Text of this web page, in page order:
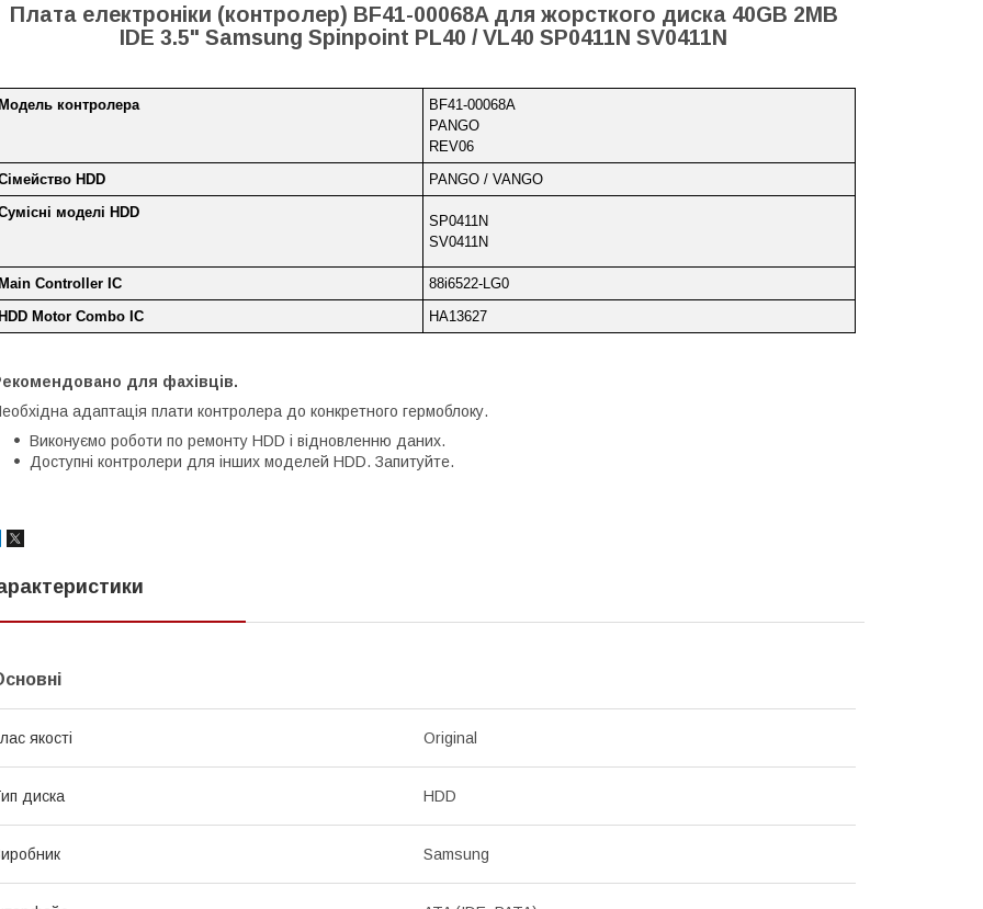
Плата електроніки (контролер) BF41-00068A для жорсткого диска 40GB 2MB
IDE 3.5" Samsung Spinpoint PL40 / VL40 SP0411N SV0411N
контролера
BF41-00068A
PANGO
REV06
HDD
PANGO / VANGO
моделі HDD
SP0411N
SV0411N
Controller IC
88i6522-LG0
Motor Combo IC
HA13627
для фахівців.
адаптація плати контролера до конкретного гермоблоку.
Виконуємо роботи по ремонту HDD і відновленню даних.
Доступні контролери для інших моделей HDD. Запитуйте.
якості Original
диска HDD
Samsung